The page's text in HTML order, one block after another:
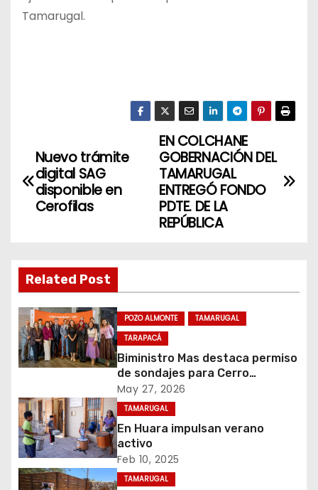
Tamarugal.
N
a
g
a
c
i
n
d
e
EN COLCHANE
GOBERNACIÓN DEL
TAMARUGAL
ENTREGÓ FONDO
PDTE. DE LA
REPÚBLICA
Nuevo trámite
digital SAG
disponible en
Cerofilas
Related Post
POZO ALMONTE
TAMARUGAL
TARAPACÁ
Biministro Mas destaca permiso
de sondajes para Cerro
Colorado
May 27, 2026
TAMARUGAL
En Huara impulsan verano
activo
Feb 10, 2025
TAMARUGAL